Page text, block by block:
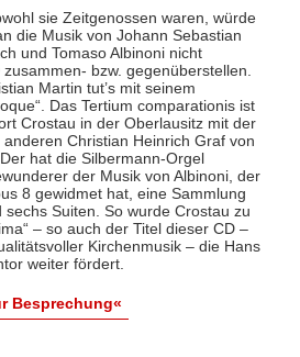
sie Zeitgenossen waren, würde
die Musik von Johann Sebastian
und Tomaso Albinoni nicht
bzw. gegenüberstellen.
Martin tut’s mit seinem
Das Tertium comparationis ist
Crostau in der Oberlausitz mit der
Christian Heinrich Graf von
hat die Silbermann-Orgel
der Musik von Albinoni, der
8 gewidmet hat, eine Sammlung
Suiten. So wurde Crostau zu
– so auch der Titel dieser CD –
Kirchenmusik – die Hans
weiter fördert.
Besprechung«